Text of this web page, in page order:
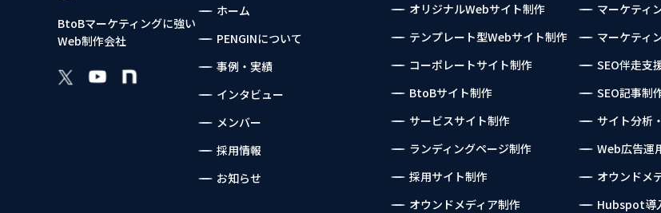
BtoBマーケティングに強い
Web制作会社
ホーム
PENGINについて
事例・実績
インタビュー
メンバー
採用情報
お知らせ
オリジナルWebサイト制作
テンプレート型Webサイト制作
コーポレートサイト制作
BtoBサイト制作
サービスサイト制作
ランディングページ制作
採用サイト制作
オウンドメディア制作
マーケティ
マーケティ
SEO伴走支
SEO記事制
サイト分析
Web広告運
オウンドメ
Hubspot導